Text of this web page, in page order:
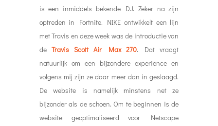
is een inmiddels bekende DJ. Zeker na zijn
optreden in Fortnite. NIKE ontwikkelt een lijn
met Travis en deze week was de introductie van
de Travis Scott Air Max 270. Dat vraagt
natuurlijk om een bijzondere experience en
volgens mij zijn ze daar meer dan in geslaagd.
De website is namelijk minstens net ze
bijzonder als de schoen. Om te beginnen is de
website geoptimaliseerd voor Netscape